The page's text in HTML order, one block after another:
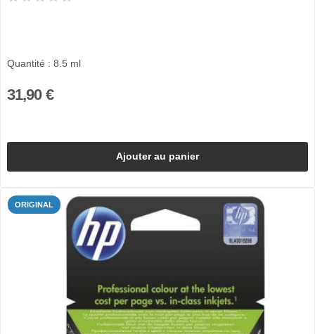
Quantité : 8.5 ml
31,90 €
Ajouter au panier
ORIGINAL